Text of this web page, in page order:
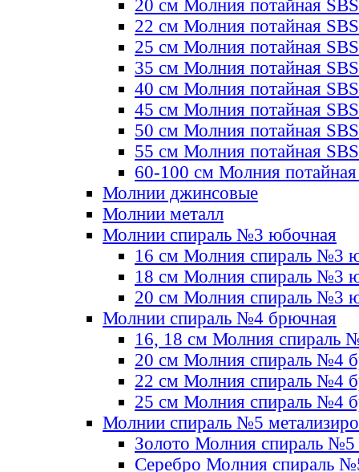
20 см Молния потайная SBS
22 см Молния потайная SBS
25 см Молния потайная SBS
35 см Молния потайная SBS
40 см Молния потайная SBS
45 см Молния потайная SBS
50 см Молния потайная SBS
55 см Молния потайная SBS
60-100 см Молния
Молнии джинсовые
Молнии металл
Молнии спираль №3 юбочная
16 см Молния спираль №3
18 см Молния спираль №3
20 см Молния спираль №3
Молнии спираль №4 брючная
16, 18 см Молния спираль
20 см Молния спираль №4
22 см Молния спираль №4
25 см Молния спираль №4
Молнии спираль №5
Золото Молния спираль №5
Серебро Молния спираль